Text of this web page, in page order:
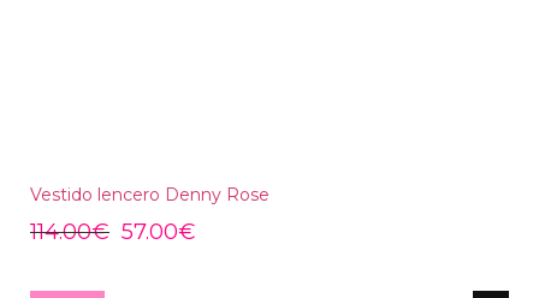
Vestido lencero Denny Rose
114.00€ 57.00€